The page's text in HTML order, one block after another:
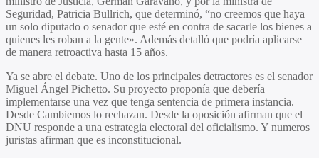
Seguridad, Patricia Bullrich, que determinó, “no creemos que haya
un solo diputado o senador que esté en contra de sacarle los bienes a
quienes les roban a la gente». Además detalló que podría aplicarse
de manera retroactiva hasta 15 años.
Ya se abre el debate. Uno de los principales detractores es el senador
Miguel Ángel Pichetto. Su proyecto proponía que debería
implementarse una vez que tenga sentencia de primera instancia.
Desde Cambiemos lo rechazan. Desde la oposición afirman que el
DNU responde a una estrategia electoral del oficialismo. Y numeros
juristas afirman que es inconstitucional.